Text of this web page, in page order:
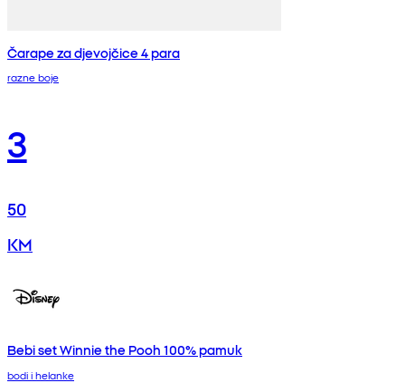
Čarape za djevojčice 4 para
razne boje
3
50
KM
Bebi set Winnie the Pooh 100% pamuk
bodi i helanke